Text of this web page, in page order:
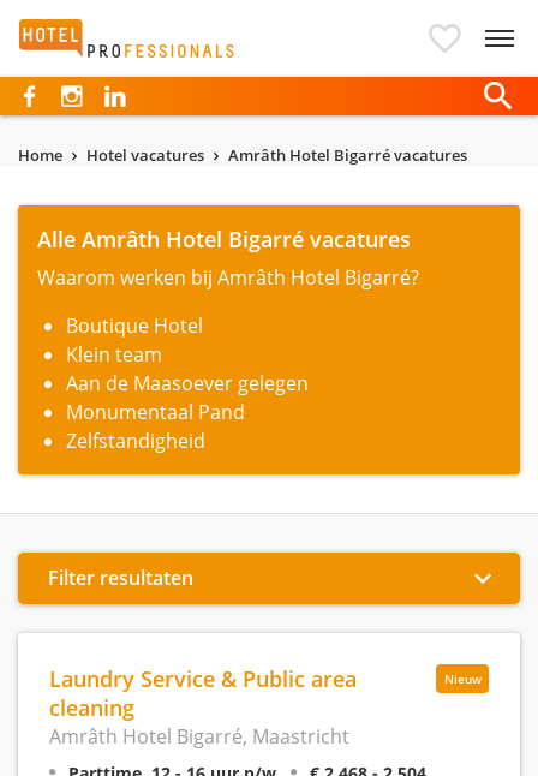
Hotelprofessionals
Home Hotel vacatures Amrâth Hotel Bigarré vacatures
Alle Amrâth Hotel Bigarré vacatures
Waarom werken bij Amrâth Hotel Bigarré?
Boutique Hotel
Klein team
Aan de Maasoever gelegen
Monumentaal Pand
Zelfstandigheid
Filter resultaten
Nieuw
Laundry Service & Public area
cleaning
Amrâth Hotel Bigarré, Maastricht